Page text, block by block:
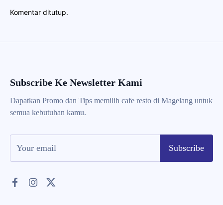
Komentar ditutup.
Subscribe Ke Newsletter Kami
Dapatkan Promo dan Tips memilih cafe resto di Magelang untuk
semua kebutuhan kamu.
Subscribe